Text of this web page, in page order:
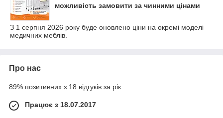
можливість замовити за чинними цінами
З 1 серпня 2026 року буде оновлено ціни на окремі моделі
медичних меблів.
Про нас
89% позитивних з 18 відгуків за рік
Працює з 18.07.2017